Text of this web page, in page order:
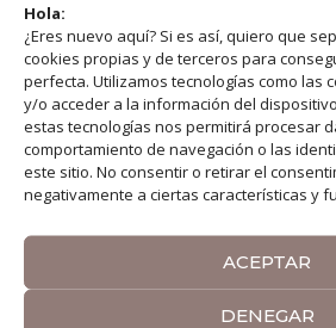
Hola:
¿Eres nuevo aquí? Si es así, quiero que
cookies propias y de terceros para
perfecta. Utilizamos tecnologías como las
y/o acceder a la información del
estas tecnologías nos permitirá procesar
comportamiento de navegación o las
este sitio. No consentir o retirar el
negativamente a ciertas características y
ACEPTAR
DENEGAR
Sulawesi